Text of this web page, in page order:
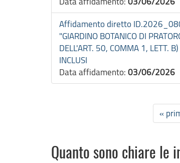
Affidamento diretto ID.2026_080 -
"GIARDINO BOTANICO DI
DELL'ART. 50, COMMA 1, LETT.
INCLUSI
Data affidamento: 03/06/2026
«
Quanto sono chiare le